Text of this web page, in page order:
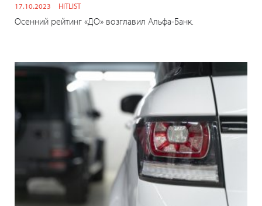
17.10.2023 HITLIST
Осенний рейтинг «ДО» возглавил Альфа-Банк.